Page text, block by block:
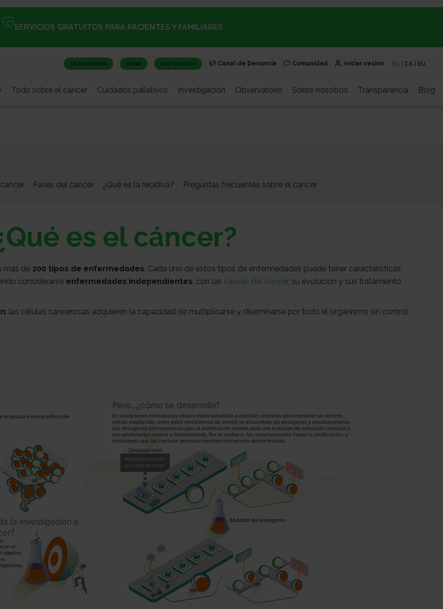
SERVICIOS GRATUITOS PARA PACIENTES Y FAMILIARES
TE AYUDAMOS DONA HAZTE SOCIO Canal de Denuncia Comunidad Iniciar sesión ES CA EU
Todo sobre el cáncer Cuidados paliativos Investigación Observatorio Sobre nosotros Transparencia Blog
Fases del cáncer ¿Qué es la recidiva? Preguntas frecuentes sobre el cáncer
es el cáncer?
más de 200 tipos de enfermedades. Cada uno de estos tipos de enfermedades puede tener características
considerarse enfermedades independientes , con las causas del cáncer, su evolución y sus tratamiento
: las células cancerosas adquieren la capacidad de multiplicarse y diseminarse por todo el organismo sin control.